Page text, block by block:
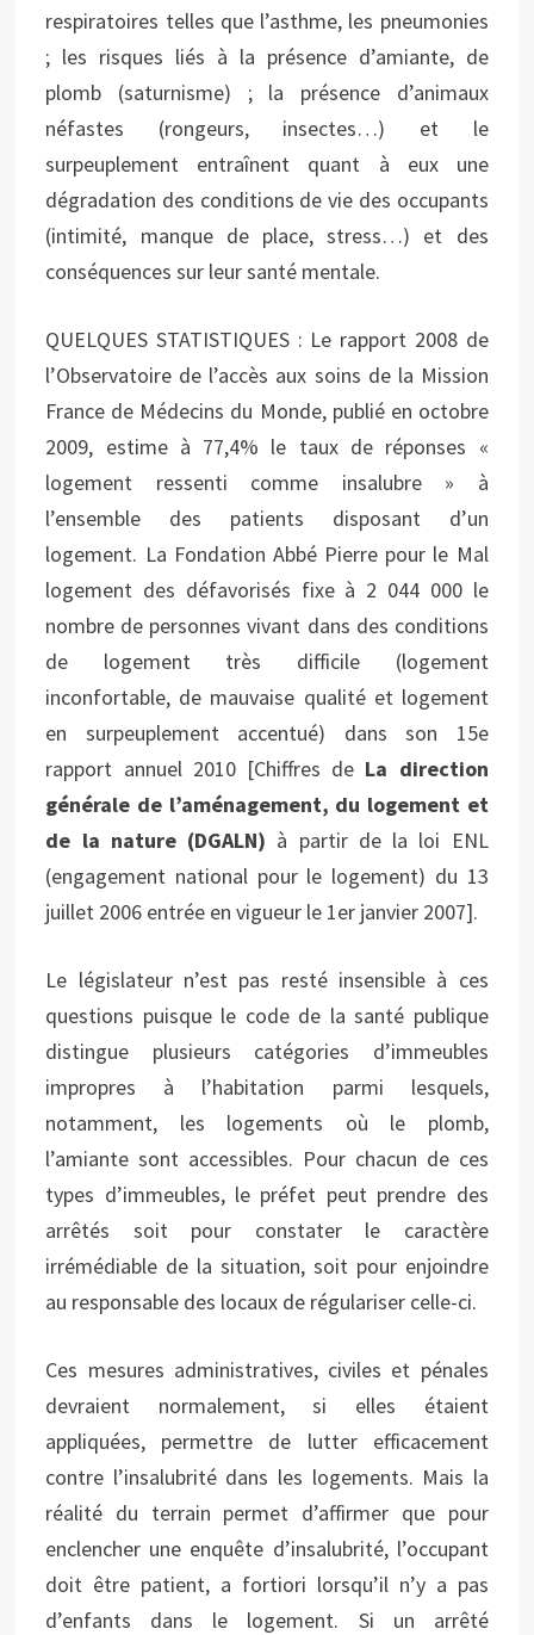
respiratoires telles que l’asthme, les pneumonies
; les risques liés à la présence d’amiante, de
plomb (saturnisme) ; la présence d’animaux
néfastes (rongeurs, insectes…) et le
surpeuplement entraînent quant à eux une
dégradation des conditions de vie des occupants
(intimité, manque de place, stress…) et des
conséquences sur leur santé mentale.
QUELQUES STATISTIQUES : Le rapport 2008 de
l’Observatoire de l’accès aux soins de la Mission
France de Médecins du Monde, publié en octobre
2009, estime à 77,4% le taux de réponses «
logement ressenti comme insalubre » à
l’ensemble des patients disposant d’un
logement. La Fondation Abbé Pierre pour le Mal
logement des défavorisés fixe à 2 044 000 le
nombre de personnes vivant dans des conditions
de logement très difficile (logement
inconfortable, de mauvaise qualité et logement
en surpeuplement accentué) dans son 15e
rapport annuel 2010 [Chiffres de La direction
générale de l’aménagement, du logement et
de la nature (DGALN) à partir de la loi ENL
(engagement national pour le logement) du 13
juillet 2006 entrée en vigueur le 1er janvier 2007].
Le législateur n’est pas resté insensible à ces
questions puisque le code de la santé publique
distingue plusieurs catégories d’immeubles
impropres à l’habitation parmi lesquels,
notamment, les logements où le plomb,
l’amiante sont accessibles. Pour chacun de ces
types d’immeubles, le préfet peut prendre des
arrêtés soit pour constater le caractère
irrémédiable de la situation, soit pour enjoindre
au responsable des locaux de régulariser celle-ci.
Ces mesures administratives, civiles et pénales
devraient normalement, si elles étaient
appliquées, permettre de lutter efficacement
contre l’insalubrité dans les logements. Mais la
réalité du terrain permet d’affirmer que pour
enclencher une enquête d’insalubrité, l’occupant
doit être patient, a fortiori lorsqu’il n’y a pas
d’enfants dans le logement. Si un arrêté